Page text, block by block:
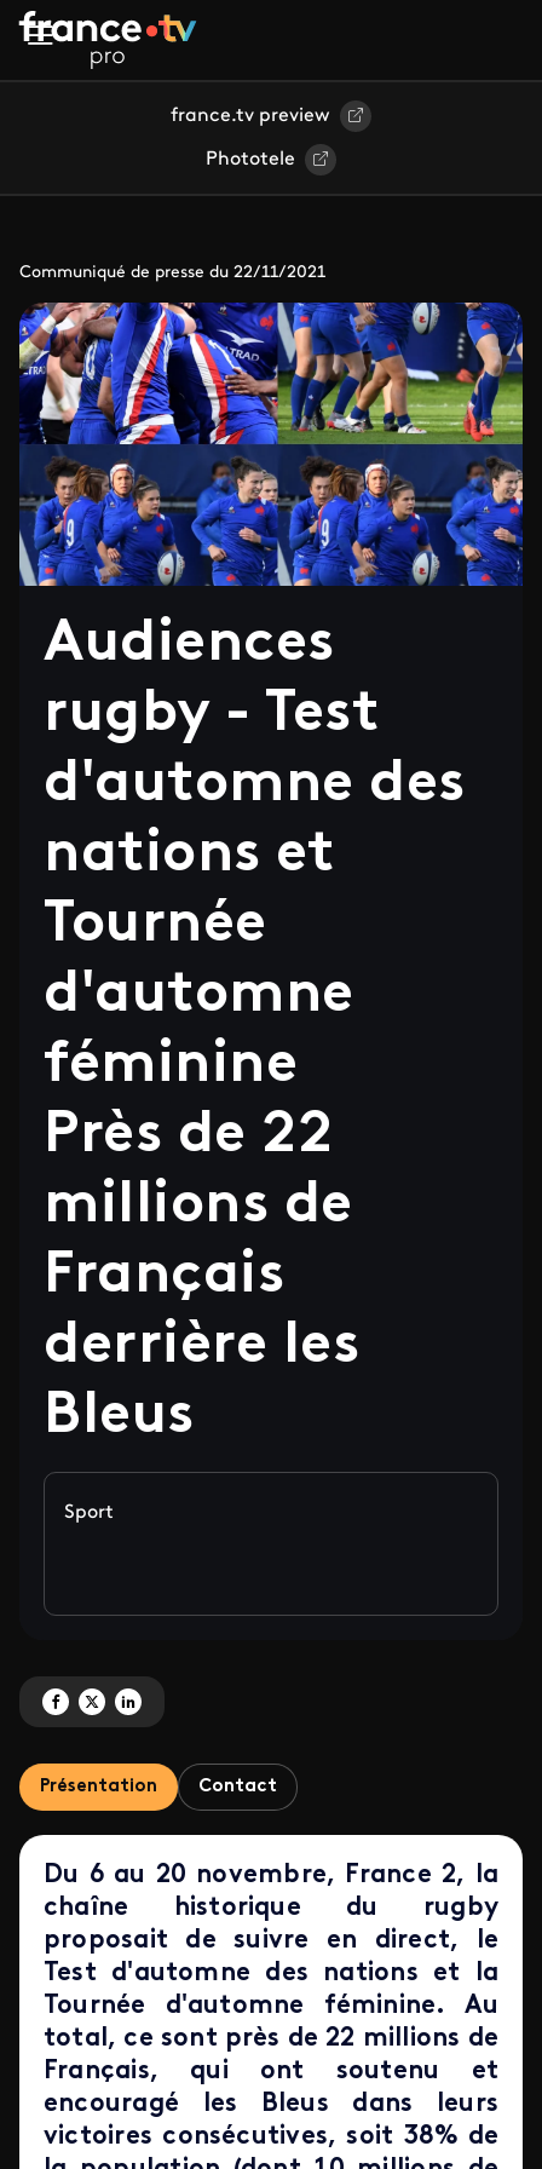
Aller au contenu principal
france.tv preview
Phototele
Communiqué de presse du 22/11/2021
Audiences
rugby - Test
d'automne des
nations et
Tournée
d'automne
féminine
Près de 22
millions de
Français
derrière les
Bleus
Sport
Partagez 'Audiences rugby - Test d'automne des nations et Tournée
Partagez 'Audiences rugby - Test d'automne des nations et Tournée
Partagez 'Audiences rugby - Test d'automne des nations et
Présentation Contact
Du 6 au 20 novembre, France 2, la
chaîne historique du rugby
proposait de suivre en direct, le
Test d'automne des nations et la
Tournée d'automne féminine. Au
total, ce sont près de 22 millions de
Français, qui ont soutenu et
encouragé les Bleus dans leurs
victoires consécutives, soit 38% de